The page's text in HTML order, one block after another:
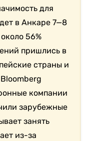
для
в Анкаре 7—8
56%
пришлись в
страны и
компании
зарубежные
занять
из-за